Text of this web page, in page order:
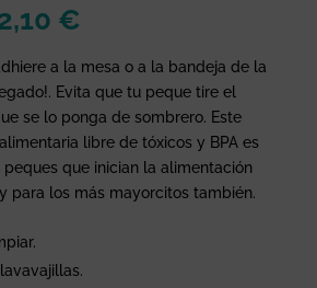
€.
€
actual
es:
12,10 €.
a la mesa o a la bandeja de la
Evita que tu peque tire el
se lo ponga de sombrero. Este
libre de tóxicos y BPA es
que inician la alimentación
para los más mayorcitos también.